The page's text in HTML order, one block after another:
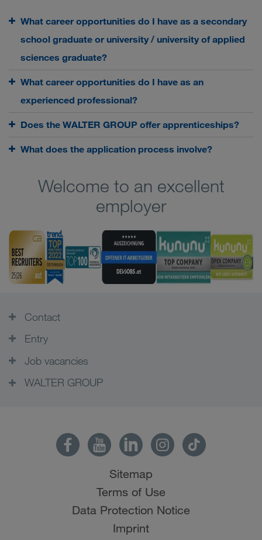
What career opportunities do I have as a secondary
school graduate or university / university of applied
sciences graduate?
What career opportunities do I have as an
experienced professional?
Does the WALTER GROUP offer apprenticeships?
What does the application process involve?
Welcome to an excellent
employer
Contact
Entry
Job vacancies
WALTER GROUP
Sitemap
Terms of Use
Data Protection Notice
Imprint